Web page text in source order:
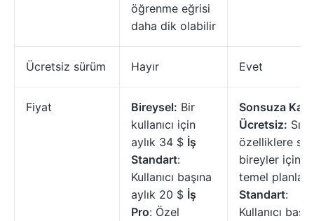
öğrenme eğrisi
daha dik olabilir
Ücretsiz sürüm Hayır Evet
Fiyat Bireysel: Bir
kullanıcı için
aylık 34 $ İş
Standart:
Kullanıcı başına
aylık 20 $ İş
Pro: Özel
Sonsuza
Ücretsiz:
özelliklere
bireyler için
temel
Standart:
Kullanıcı